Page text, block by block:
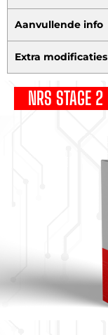
Aanvullende info
Extra modificaties
NRS STAGE 2